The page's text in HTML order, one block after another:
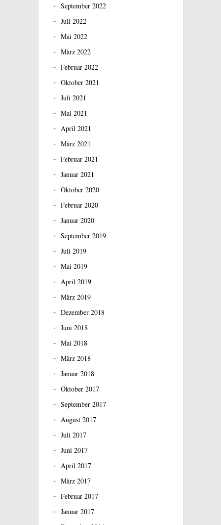
September 2022
Juli 2022
Mai 2022
März 2022
Februar 2022
Oktober 2021
Juli 2021
Mai 2021
April 2021
März 2021
Februar 2021
Januar 2021
Oktober 2020
Februar 2020
Januar 2020
September 2019
Juli 2019
Mai 2019
April 2019
März 2019
Dezember 2018
Juni 2018
Mai 2018
März 2018
Januar 2018
Oktober 2017
September 2017
August 2017
Juli 2017
Juni 2017
April 2017
März 2017
Februar 2017
Januar 2017